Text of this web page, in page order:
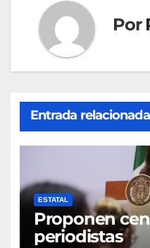
Por
Entrada relacionada
ESTATAL
Proponen
periodistas